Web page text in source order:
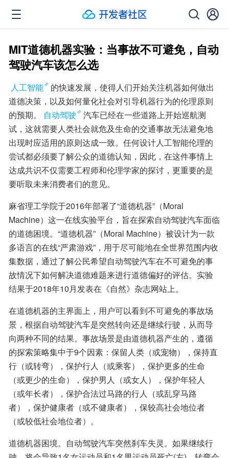
MIT道德机器实验：当事故不可避免，自动
驾驶汽车该怎么选
人工智能
的快速发展，使得人们开始关注机器如何做出
道德决策，以及如何量化社会对引导机器行为的伦理原则
的预期。
自动驾驶
汽车已经在一些道路上开始巡航测
试，这就需要人类社会就危及生命的交通事故无法避免地
出现时应适用的原则达成一致。任何设计人工智能伦理的
尝试都必须要了解公众的道德认知，因此，在这件事情上
达成共识不仅需要工程师和伦理学家的探讨，更重要的是
要听取未来消费者们的意见。
麻省理工学院于2016年部署了“道德机器”（Moral
Machine）这一在线实验平台，旨在探索自动驾驶汽车面临
的道德困境。“道德机器”（Moral Machine）被设计为一款
多语言的在线“严肃游戏”，用于尽可能地在全世界范围内收
集数据，通过了解公民希望自动驾驶汽车在不可避免的事
故情况下如何解决道德难题来进行道德偏好的评估。实验
结果于2018年10月发表在《自然》杂志网站上。
在道德机器的主界面上，用户可以看到不可避免的事故场
景，根据自动驾驶汽车是突然转向还是继续行驶，从而导
向两种不同的结果。事故场景是由道德机器产生的，遵循
的探索策略集中于9个因素：保留人类（或宠物），保持直
行（或转弯），保护行人（或乘客），保护更多的生命
（或更少的生命），保护男人（或女人），保护年轻人
（或年长者），保护合法过马路的行人（或乱穿马路
者），保护健康者（或不健康者），保较高社会地位者
（或较低社会地位者）。
道德机器困境。自动驾驶汽车突然刹车失灵。如果继续行